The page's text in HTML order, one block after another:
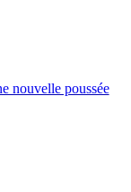
nouvelle poussée